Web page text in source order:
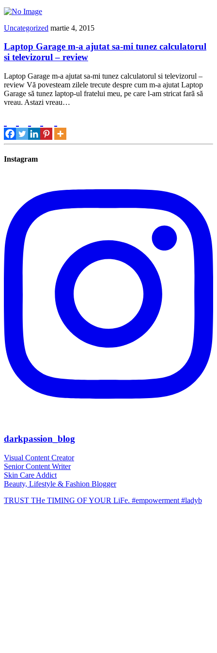
Uncategorized martie 4, 2015
Laptop Garage m-a ajutat sa-mi tunez calculatorul
si televizorul – review
Laptop Garage m-a ajutat sa-mi tunez calculatorul si televizorul –
review Vă povesteam zilele trecute despre cum m-a ajutat Laptop
Garage să tunez laptop-ul fratelui meu, pe care l-am stricat fară să
vreau. Astazi vreau…
Instagram
darkpassion_blog
Visual Content Creator
Senior Content Writer
Skin Care Addict
Beauty, Lifestyle & Fashion Blogger
TRUST THe TIMING OF YOUR LiFe. #empowerment #ladyb